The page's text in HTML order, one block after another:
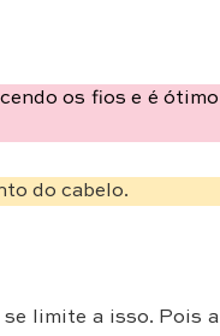
os fios e é ótimo
do cabelo.
limite a isso. Pois a